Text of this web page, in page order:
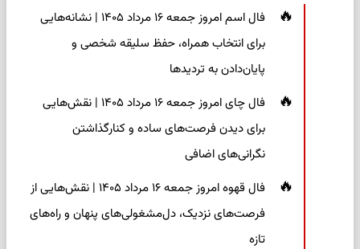
فال اسم امروز جمعه ۱۶ مرداد ۱۴۰۵ | نشانه‌هایی
برای انتخاب همراه، حفظ سلیقه شخصی و
پایان‌دادن به تردیدها
فال چای امروز جمعه ۱۶ مرداد ۱۴۰۵ | نقش‌هایی
برای دیدن فرصت‌های ساده و کنارگذاشتن
نگرانی‌های اضافی
فال قهوه امروز جمعه ۱۶ مرداد ۱۴۰۵ | نقش‌هایی از
فرصت‌های نزدیک، دل‌مشغولی‌های پنهان و راه‌های
تازه